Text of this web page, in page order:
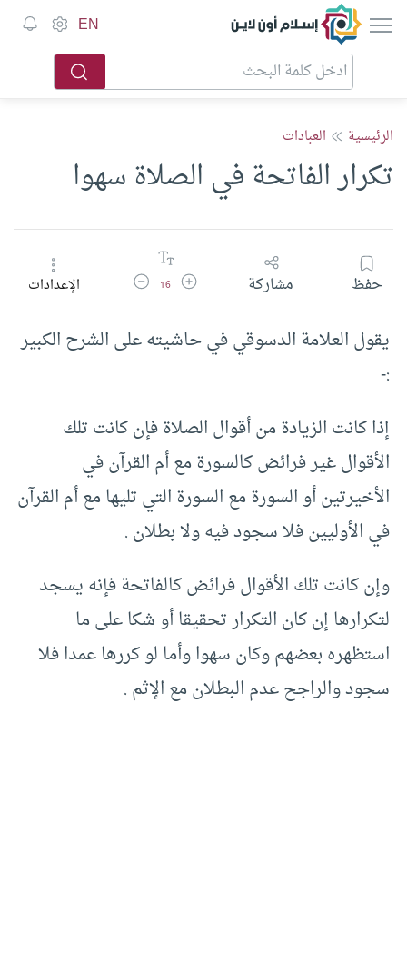
إسلام أون لاين EN
الرئيسية العبادات
تكرار الفاتحة في الصلاة سهوا
حفظ مشاركة زيادة حجم الخط
16 تقليل حجم الخطالإعدادات
يقول العلامة الدسوقي في حاشيته على الشرح الكبير
:-
إذا كانت الزيادة من أقوال الصلاة فإن كانت تلك
الأقوال غير فرائض كالسورة مع أم القرآن في
الأخيرتين أو السورة مع السورة التي تليها مع أم القرآن
في الأوليين فلا سجود فيه ولا بطلان .
وإن كانت تلك الأقوال فرائض كالفاتحة فإنه يسجد
لتكرارها إن كان التكرار تحقيقا أو شكا على ما
استظهره بعضهم وكان سهوا وأما لو كررها عمدا فلا
سجود والراجح عدم البطلان مع الإثم .